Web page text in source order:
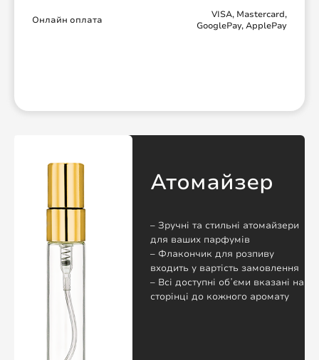
Онлайн оплата
VISA, Mastercard,
GooglePay, ApplePay
Атомайзер
– Зручні та стильні атомайзери
для ваших парфумів
– Флакончик для розпиву
входить у вартість замовлення
– Всі доступні обʼєми вказані на
сторінці до кожного аромату